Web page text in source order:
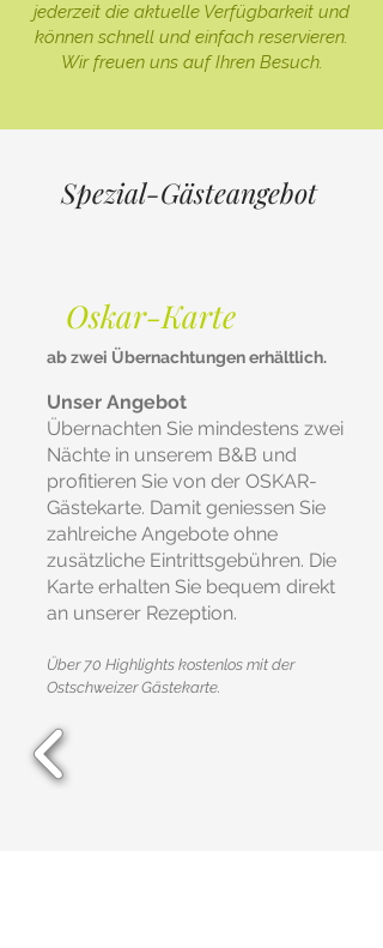
jederzeit die aktuelle Verfügbarkeit und
können schnell und einfach reservieren.
Wir freuen uns auf Ihren Besuch.
Spezial-Gästeangebot
Oskar-Karte
ab zwei Übernachtungen erhältlich.
Unser Angebot
Übernachten Sie mindestens zwei
Nächte in unserem B&B und
profitieren Sie von der OSKAR-
Gästekarte. Damit geniessen Sie
zahlreiche Angebote ohne
zusätzliche Eintrittsgebühren. Die
Karte erhalten Sie bequem direkt
an unserer Rezeption.
Über 70 Highlights kostenlos mit der
Ostschweizer Gästekarte.